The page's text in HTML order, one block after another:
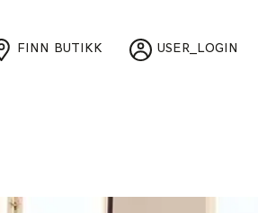
FINN BUTIKK USER_LOGIN